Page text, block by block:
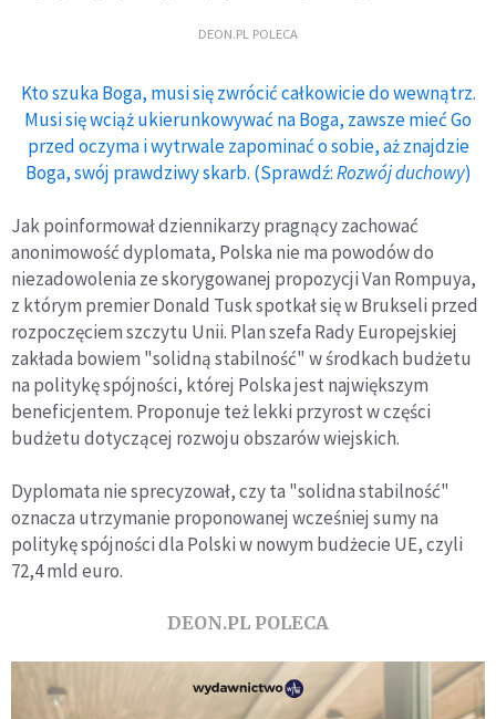
DEON.PL POLECA
Kto szuka Boga, musi się zwrócić całkowicie do wewnątrz.
Musi się wciąż ukierunkowywać na Boga, zawsze mieć Go
przed oczyma i wytrwale zapominać o sobie, aż znajdzie
Boga, swój prawdziwy skarb. (Sprawdź:Rozwój duchowy)
Jak poinformował dziennikarzy pragnący zachować
anonimowość dyplomata, Polska nie ma powodów do
niezadowolenia ze skorygowanej propozycji Van Rompuya,
z którym premier Donald Tusk spotkał się w Brukseli przed
rozpoczęciem szczytu Unii. Plan szefa Rady Europejskiej
zakłada bowiem "solidną stabilność" w środkach budżetu
na politykę spójności, której Polska jest największym
beneficjentem. Proponuje też lekki przyrost w części
budżetu dotyczącej rozwoju obszarów wiejskich.
Dyplomata nie sprecyzował, czy ta "solidna stabilność"
oznacza utrzymanie proponowanej wcześniej sumy na
politykę spójności dla Polski w nowym budżecie UE, czyli
72,4 mld euro.
DEON.PL POLECA